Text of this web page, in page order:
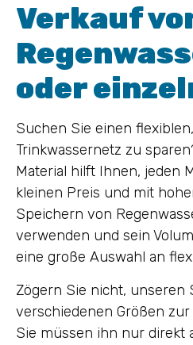
Verkauf
oder
Suchen Sie einen
Trinkwassernetz zu
Material hilft Ihnen, jeden
kleinen Preis und mit
Speichern von
verwenden und sein
eine große Auswahl an
Zögern Sie nicht,
verschiedenen Größen
Sie müssen ihn nur direkt